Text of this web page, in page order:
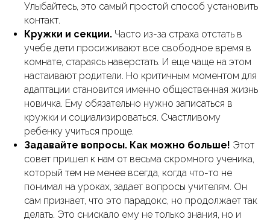
Улыбайтесь, это самый простой способ установить
контакт.
Кружки и секции. Часто из-за страха отстать в
учебе дети просиживают все свободное время в
комнате, стараясь наверстать. И еще чаще на этом
настаивают родители. Но критичным моментом для
адаптации становится именно общественная жизнь
новичка. Ему обязательно нужно записаться в
кружки и социализироваться. Счастливому
ребенку учиться проще.
Задавайте вопросы. Как можно больше! Этот
совет пришел к нам от весьма скромного ученика,
который тем не менее всегда, когда что-то не
понимал на уроках, задает вопросы учителям. Он
сам признает, что это парадокс, но продолжает так
делать. Это снискало ему не только знания, но и